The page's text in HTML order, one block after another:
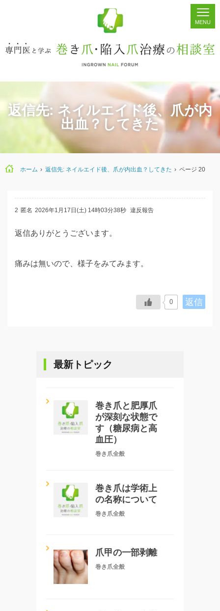
ホーム シェア 掲示板 検索
返信先: ネイルエイド後、爪が内
出血？してきた
ホーム › 返信先: ネイルエイド後、爪が内出血？してきた › ページ 20
2 匿名 2026年1月17日(土) 14時03分38秒 違反報告
返信ありがとうございます。
痛みは無いので、様子をみてみます。
返信
0
最新トピック
巻き爪と肥厚爪
が深刻な状態で
す（糖尿病と高
血圧）
巻き爪全般
巻き爪は学術上
の名称について
巻き爪全般
爪甲の一部剥離
巻き爪全般